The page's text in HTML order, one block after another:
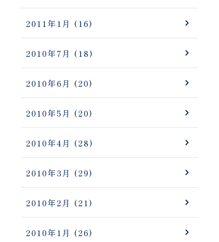
2011年1月 (16)
2010年7月 (18)
2010年6月 (20)
2010年5月 (20)
2010年4月 (28)
2010年3月 (29)
2010年2月 (21)
2010年1月 (26)